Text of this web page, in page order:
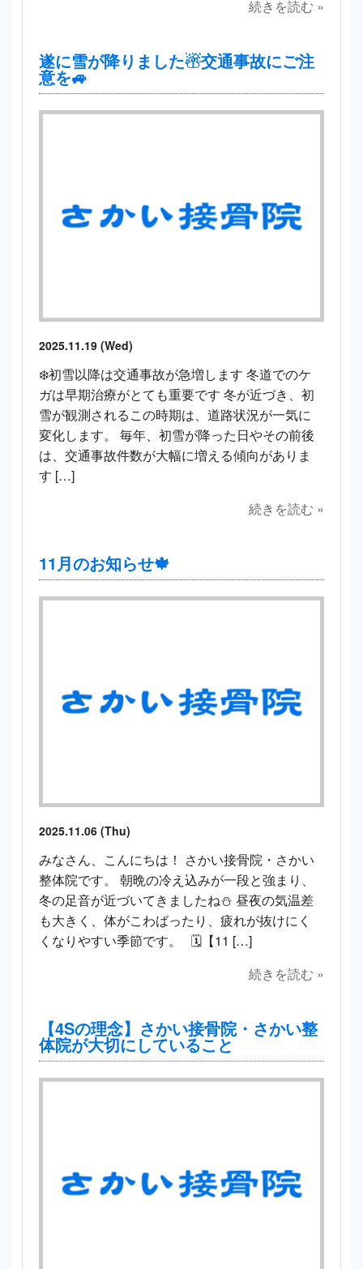
続きを読む »
遂に雪が降りました☃交通事故にご注
意を🚙
2025.11.19 (Wed)
❄️初雪以降は交通事故が急増します 冬道でのケ
ガは早期治療がとても重要です 冬が近づき、初
雪が観測されるこの時期は、道路状況が一気に
変化します。 毎年、初雪が降った日やその前後
は、交通事故件数が大幅に増える傾向がありま
す […]
続きを読む »
11月のお知らせ🍁
2025.11.06 (Thu)
みなさん、こんにちは！ さかい接骨院・さかい
整体院です。 朝晩の冷え込みが一段と強まり、
冬の足音が近づいてきましたね⛄ 昼夜の気温差
も大きく、体がこわばったり、疲れが抜けにく
くなりやすい季節です。 🗓【11 […]
続きを読む »
【4Sの理念】さかい接骨院・さかい整
体院が大切にしていること